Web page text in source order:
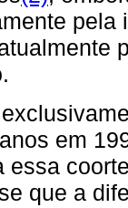
em
essa
que a